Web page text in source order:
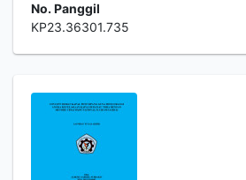
No. Panggil
KP23.36301.735